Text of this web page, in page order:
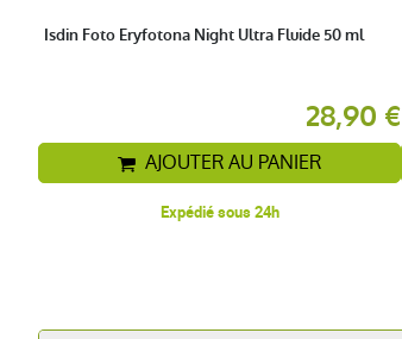
Isdin Foto Eryfotona Night Ultra Fluide 50 ml
28,90 €
AJOUTER AU PANIER
Expédié sous 24h